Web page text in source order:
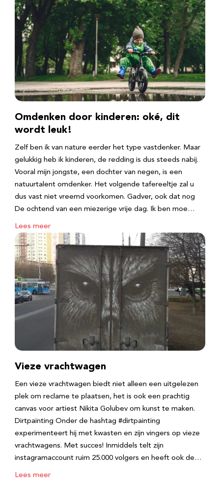
Omdenken door kinderen: oké, dit
wordt leuk!
Zelf ben ik van nature eerder het type vastdenker. Maar
gelukkig heb ik kinderen, de redding is dus steeds nabij.
Vooral mijn jongste, een dochter van negen, is een
natuurtalent omdenker. Het volgende tafereeltje zal u
dus vast niet vreemd voorkomen. Gadver, ook dat nog
De ochtend van een miezerige vrije dag. Ik ben moe…
Lees meer
Vieze vrachtwagen
Een vieze vrachtwagen biedt niet alleen een uitgelezen
plek om reclame te plaatsen, het is ook een prachtig
canvas voor artiest Nikita Golubev om kunst te maken.
Dirtpainting Onder de hashtag #dirtpainting
experimenteert hij met kwasten en zijn vingers op vieze
vrachtwagens. Met succes! Inmiddels telt zijn
instagramaccount ruim 25.000 volgers en heeft ook de…
Lees meer